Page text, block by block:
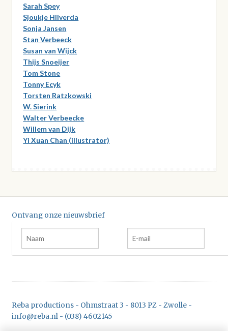
Sarah Spey
Sjoukje Hilverda
Sonja Jansen
Stan Verbeeck
Susan van Wijck
Thijs Snoeijer
Tom Stone
Tonny Ecyk
Torsten Ratzkowski
W. Sierink
Walter Verbeecke
Willem van Dijk
Yi Xuan Chan (illustrator)
Ontvang onze nieuwsbrief
Reba productions - Ohmstraat 3 - 8013 PZ - Zwolle -
info@reba.nl - (038) 4602145